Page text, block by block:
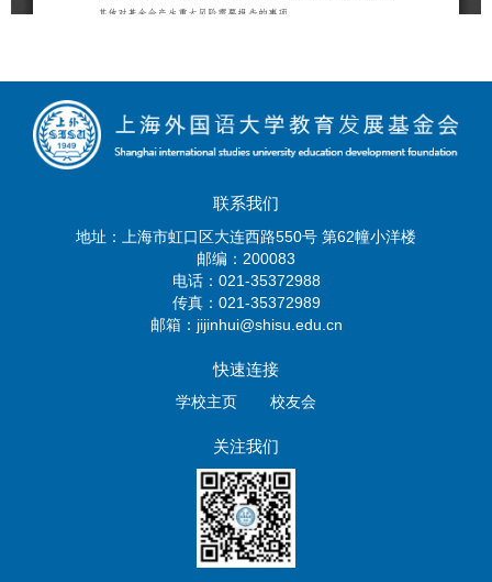
联系我们
地址：上海市虹口区大连西路550号 第62幢小洋楼
邮编：200083
电话：021-35372988
传真：021-35372989
邮箱：jijinhui@shisu.edu.cn
快速连接
学校主页 校友会
关注我们